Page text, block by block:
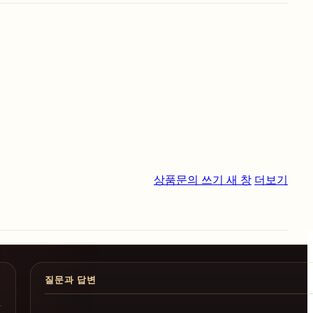
상품문의 쓰기 새 창 더보기
질문과 답변